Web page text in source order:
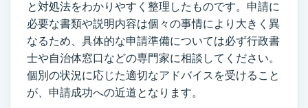
と対処法をわかりやすく整理したものです。申請に
必要な書類や説明内容は個々の事情により大きく異
なるため、具体的な申請準備については必ず行政書
士や自治体窓口などの専門家に相談してください。
個別の状況に応じた適切なアドバイスを受けること
が、申請成功への近道となります。